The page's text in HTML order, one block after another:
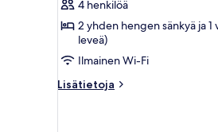
huone
(kaksi
sänkyä)
(Grande)
kuvat
4 henkilöä
2 yhden hengen sänkyä ja 1
leveä)
Ilmainen Wi-Fi
Lisätietoja
Lisätietoja